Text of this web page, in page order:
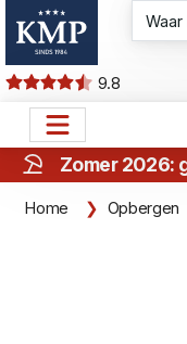
9.8
Zomer 2026:
Home Opbergen